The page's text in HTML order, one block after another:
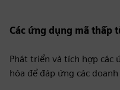
Các ứng dụng mã thấp
Phát triển và tích hợp các
hóa để đáp ứng các